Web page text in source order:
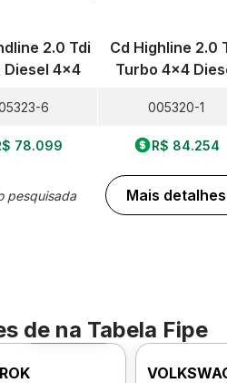
2.0 Tdi
Diesel 4x4
6
78.099
pesquisada
Cd Highline 2.0
Turbo 4x4
005320-1
R$ 84.254
Mais detalhes
de na Tabela Fipe
Foto 360º